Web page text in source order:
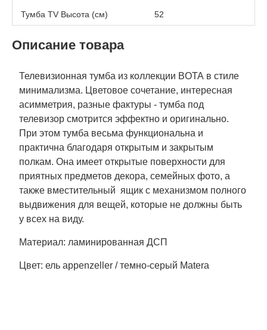
Тумба TV Высота (см) 52
Описание товара
Телевизионная тумба из коллекции BOTA в стиле
минимализма. Цветовое сочетание, интересная
асимметрия, разные фактуры - тумба под
телевизор смотрится эффектно и оригинально.
При этом тумба весьма функциональна и
практична благодаря открытым и закрытым
полкам. Она имеет открытые поверхности для
приятных предметов декора, семейных фото, а
также вместительный ящик с механизмом полного
выдвижения для вещей, которые не должны быть
у всех на виду.
Материал: ламинированная ДСП
Цвет: ель appenzeller / темно-серый Matera